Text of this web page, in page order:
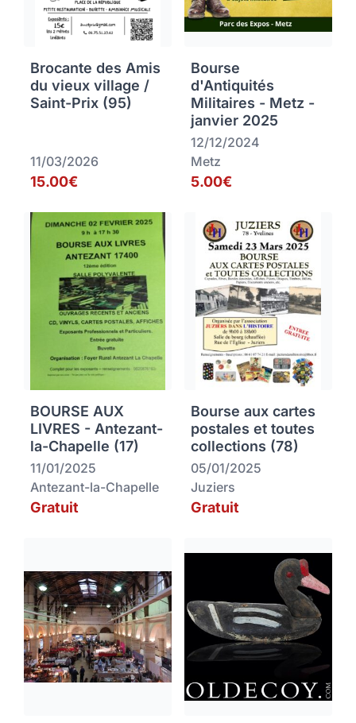
Brocante des Amis
du vieux village /
Saint-Prix (95)
11/03/2026
15.00€
Bourse
d'Antiquités
Militaires - Metz -
janvier 2025
12/12/2024
Metz
5.00€
BOURSE AUX
LIVRES - Antezant-
la-Chapelle (17)
11/01/2025
Antezant-la-Chapelle
Gratuit
Bourse aux cartes
postales et toutes
collections (78)
05/01/2025
Juziers
Gratuit